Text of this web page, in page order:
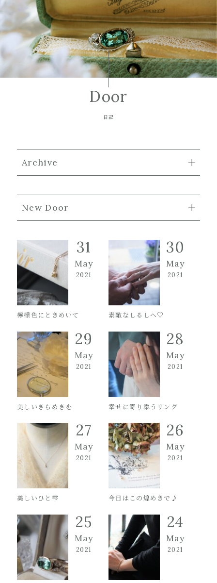
Door
日記
Archive
New Door
31
May
2021
檸檬色にときめいて
30
May
2021
素敵なしるしへ♡
29
May
2021
美しいきらめきを
28
May
2021
幸せに寄り添うリング
27
May
2021
美しいひと雫
26
May
2021
今日はこの煌めきで♪
25
May
2021
24
May
2021